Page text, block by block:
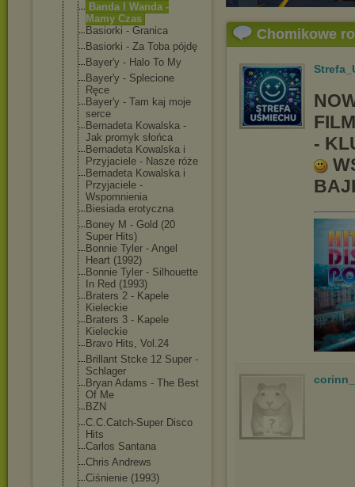
Banda I Wanda -
Mamy Czas
Basiorki - Granica
Basiorki - Za Toba pójdę
Bayer'y - Halo To My
Bayer'y - Splecione
Ręce
Bayer'y - Tam kaj moje
serce
Bernadeta Kowalska -
Jak promyk słońca
Bernadeta Kowalska i
Przyjaciele - Nasze róże
Bernadeta Kowalska i
Przyjaciele -
Wspomnienia
Biesiada erotyczna
Boney M - Gold (20
Super Hits)
Bonnie Tyler - Angel
Heart (1992)
Bonnie Tyler - Silhouette
In Red (1993)
Braters 2 - Kapele
Kieleckie
Braters 3 - Kapele
Kieleckie
Bravo Hits, Vol.24
Brillant Stcke 12 Super -
Schlager
Bryan Adams - The Best
Of Me
BZN
C.C.Catch-Super Disco
Hits
Carlos Santana
Chris Andrews
Ciśnienie (1993)
Chomikowe
-